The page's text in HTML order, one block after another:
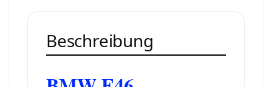
Beschreibung